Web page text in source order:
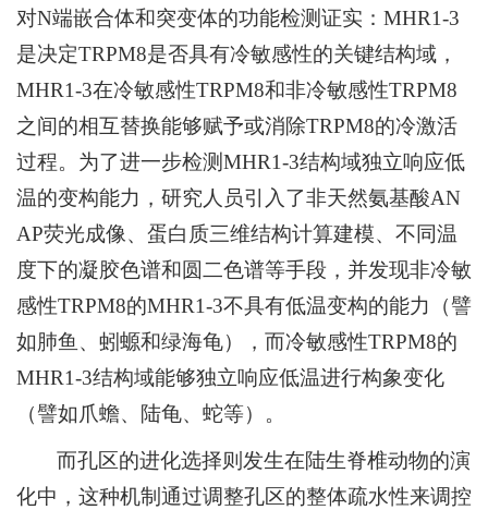
对N端嵌合体和突变体的功能检测证实：MHR1-3
是决定TRPM8是否具有冷敏感性的关键结构域，
MHR1-3在冷敏感性TRPM8和非冷敏感性TRPM8
之间的相互替换能够赋予或消除TRPM8的冷激活
过程。为了进一步检测MHR1-3结构域独立响应低
温的变构能力，研究人员引入了非天然氨基酸AN
AP荧光成像、蛋白质三维结构计算建模、不同温
度下的凝胶色谱和圆二色谱等手段，并发现非冷敏
感性TRPM8的MHR1-3不具有低温变构的能力（譬
如肺鱼、蚓螈和绿海龟），而冷敏感性TRPM8的
MHR1-3结构域能够独立响应低温进行构象变化
（譬如爪蟾、陆龟、蛇等）。
而孔区的进化选择则发生在陆生脊椎动物的演
化中，这种机制通过调整孔区的整体疏水性来调控